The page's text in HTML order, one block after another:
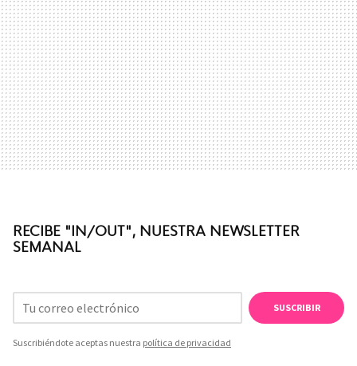
RECIBE "IN/OUT", NUESTRA NEWSLETTER
SEMANAL
SUSCRIBIR
Suscribiéndote aceptas nuestra política de privacidad